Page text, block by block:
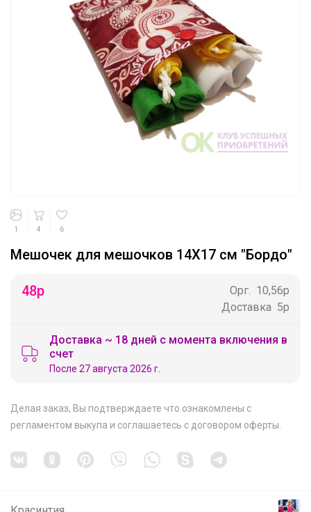
1 4 6
Мешочек для мешочков 14Х17 см "Бордо"
48р Орг.
10,56р
Доставка 5р
Доставка ~ 18 дней с момента включения в
счет
После 27 августа 2026 г.
Делая заказ, Вы подтверждаете что ознакомлены с
регламентом выкупа и соглашаетесь с договором оферты